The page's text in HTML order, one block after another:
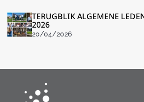
TERUGBLIK ALGEMENE
2026
20/04/2026